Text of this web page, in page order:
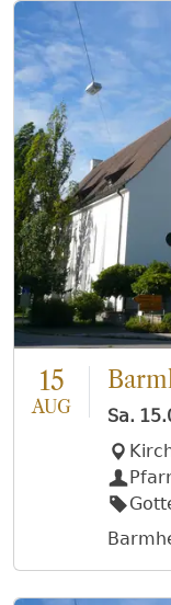
15
AUG Sa.